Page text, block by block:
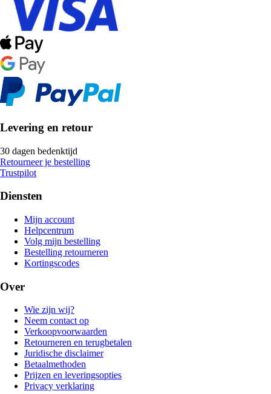
Levering en retour
30 dagen bedenktijd
Retourneer je bestelling
Trustpilot
Diensten
Mijn account
Helpcentrum
Volg mijn bestelling
Bestelling retourneren
Kortingscodes
Over
Wie zijn wij?
Neem contact op
Verkoopvoorwaarden
Retourneren en terugbetalen
Juridische disclaimer
Betaalmethoden
Prijzen en leveringsopties
Privacy verklaring